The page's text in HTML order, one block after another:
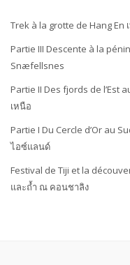
Trek à la grotte de Hang En
Partie III Descente à la
Snæfellsnes
Partie II Des fjords de l’Est
เหนือ
Partie I Du Cercle d’Or au
ไอซ์แลนด์
Festival de Tiji et la
และถ้ำ ณ คอนชาลิง